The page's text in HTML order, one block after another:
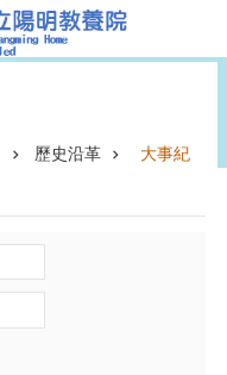
歷史沿革 大事紀